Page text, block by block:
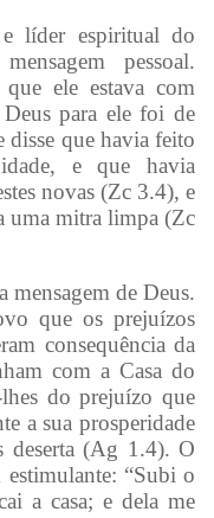
líder espiritual do
pessoal.
que ele estava com
para ele foi de
disse que havia feito
e que havia
novas (Zc 3.4), e
uma mitra limpa (Zc
mensagem de Deus.
que os prejuízos
consequência da
com a Casa do
do prejuízo que
a sua prosperidade
deserta (Ag 1.4). O
“Subi o
a casa; e dela me